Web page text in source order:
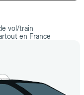
vol/train
en France